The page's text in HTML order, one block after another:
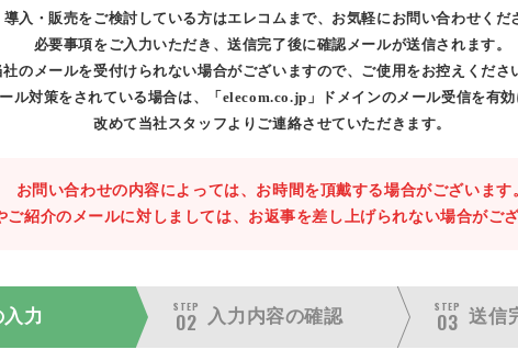
導入・販売をご検討している方はエレコムまで、お気軽にお問い合わせくだ
必要事項をご入力いただき、送信完了後に確認メールが送信されます。
のメールを受付けられない場合がございますので、ご使用をお控えくださ
ル対策をされている場合は、「elecom.co.jp」ドメインのメール受信を有効
改めて当社スタッフよりご連絡させていただきます。
お問い合わせの内容によっては、お時間を頂戴する場合がございます
ご紹介のメールに対しましては、お返事を差し上げられない場合がござ
力
STEP
02 入力内容の確認
STEP
03 送信